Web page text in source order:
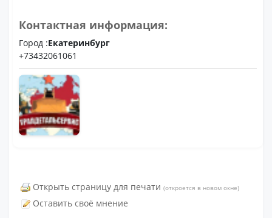
Контактная информация:
Город :Екатеринбург
+73432061061
Открыть страницу для печати (откроется в новом окне)
Оставить своё мнение